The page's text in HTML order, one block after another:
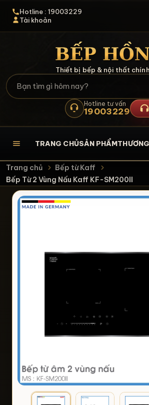
Hotline : 19003229
Tài khoản
Thiết bị bếp & nội thất
Hotline tư vấn
19003229
TRANG CHỦSẢN PHẨM
Trang chủ
Bếp từ Kaff
Bếp Từ 2 Vùng Nấu Kaff KF-SM200II